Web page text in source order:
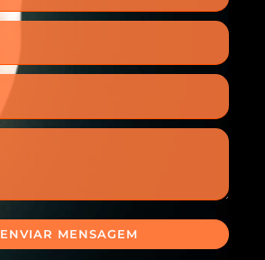
ENVIAR MENSAGEM